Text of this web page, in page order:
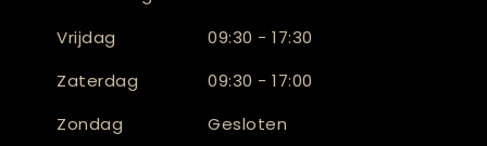
Vrijdag
09:30 - 17:30
Zaterdag
09:30 - 17:00
Zondag
Gesloten